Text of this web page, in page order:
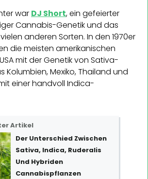
war DJ Short, ein gefeierter
Cannabis-Genetik und das
anderen Sorten. In den 1970er
die meisten amerikanischen
mit der Genetik von Sativa-
Kolumbien, Mexiko, Thailand und
einer handvoll Indica-
Artikel
Der Unterschied Zwischen
Sativa, Indica, Ruderalis
Und Hybriden
Cannabispflanzen